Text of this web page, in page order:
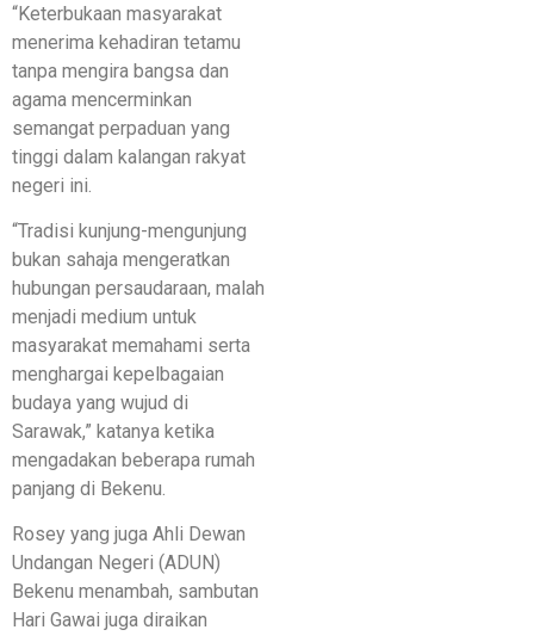
“Keterbukaan masyarakat
menerima kehadiran tetamu
tanpa mengira bangsa dan
agama mencerminkan
semangat perpaduan yang
tinggi dalam kalangan rakyat
negeri ini.
“Tradisi kunjung-mengunjung
bukan sahaja mengeratkan
hubungan persaudaraan, malah
menjadi medium untuk
masyarakat memahami serta
menghargai kepelbagaian
budaya yang wujud di
Sarawak,” katanya ketika
mengadakan beberapa rumah
panjang di Bekenu.
Rosey yang juga Ahli Dewan
Undangan Negeri (ADUN)
Bekenu menambah, sambutan
Hari Gawai juga diraikan